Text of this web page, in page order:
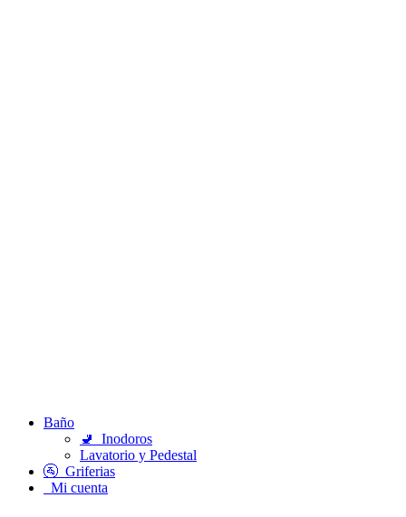
Baño
🚽
Inodoros
Lavatorio y Pedestal
🚰 Griferias
Mi cuenta